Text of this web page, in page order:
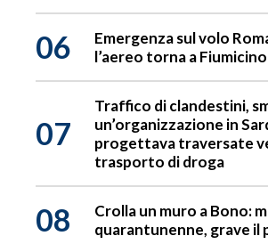
06
Emergenza sul volo
l’aereo torna a Fiumicino
07
Traffico di clandestini,
un’organizzazione in
progettava traversate
trasporto di droga
08
Crolla un muro a Bono:
quarantunenne, grave il